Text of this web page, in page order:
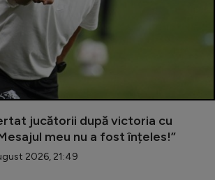
jucătorii după victoria cu
meu nu a fost înțeles!”
2026, 21:49